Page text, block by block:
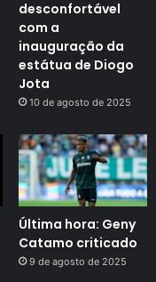
desconfortável
com a
inauguração da
estátua de Diogo
Jota
10 de agosto de 2025
Última hora: Geny
Catamo criticado
9 de agosto de 2025